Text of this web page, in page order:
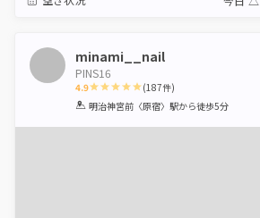
minami__nail
PINS16
4.9
1 2 3 4 5
(187件)
明治神宮前〈原宿〉駅から徒歩5分